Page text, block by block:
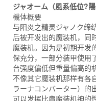
ジャオーム（風系低位?陽
機体概要
与阳炎之精灵ジャノク缔
后被开发出的魔装机，同
魔装机。因为是初期开发
保充分，一部分装甲使用
台强度偏低但重量偏高的
不像其它魔装机那样有各
ラーナコンバーター）的
可以发挥比肩魔装机神的